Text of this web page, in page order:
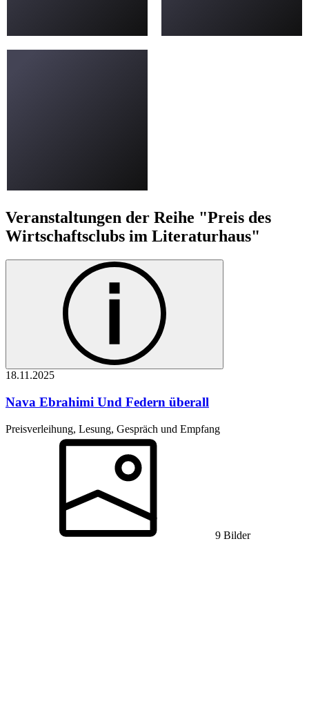
Veranstaltungen der Reihe "Preis des
Wirtschaftsclubs im Literaturhaus"
18.11.2025
Nava Ebrahimi Und Federn überall
Preisverleihung, Lesung, Gespräch und Empfang
9 Bilder